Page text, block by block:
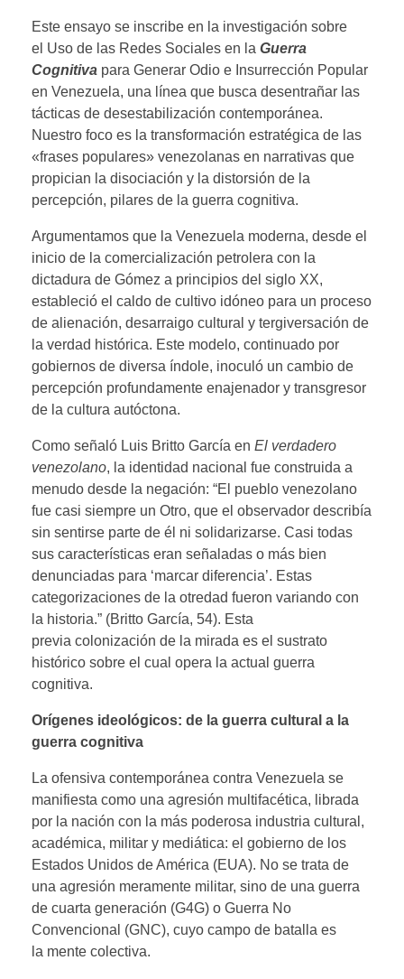
Este ensayo se inscribe en la investigación sobre
el Uso de las Redes Sociales en la Guerra
Cognitiva para Generar Odio e Insurrección Popular
en Venezuela, una línea que busca desentrañar las
tácticas de desestabilización contemporánea.
Nuestro foco es la transformación estratégica de las
«frases populares» venezolanas en narrativas que
propician la disociación y la distorsión de la
percepción, pilares de la guerra cognitiva.
Argumentamos que la Venezuela moderna, desde el
inicio de la comercialización petrolera con la
dictadura de Gómez a principios del siglo XX,
estableció el caldo de cultivo idóneo para un proceso
de alienación, desarraigo cultural y tergiversación de
la verdad histórica. Este modelo, continuado por
gobiernos de diversa índole, inoculó un cambio de
percepción profundamente enajenador y transgresor
de la cultura autóctona.
Como señaló Luis Britto García en El verdadero
venezolano, la identidad nacional fue construida a
menudo desde la negación: “El pueblo venezolano
fue casi siempre un Otro, que el observador describía
sin sentirse parte de él ni solidarizarse. Casi todas
sus características eran señaladas o más bien
denunciadas para ‘marcar diferencia’. Estas
categorizaciones de la otredad fueron variando con
la historia.” (Britto García, 54). Esta
previa colonización de la mirada es el sustrato
histórico sobre el cual opera la actual guerra
cognitiva.
Orígenes ideológicos: de la guerra cultural a la
guerra cognitiva
La ofensiva contemporánea contra Venezuela se
manifiesta como una agresión multifacética, librada
por la nación con la más poderosa industria cultural,
académica, militar y mediática: el gobierno de los
Estados Unidos de América (EUA). No se trata de
una agresión meramente militar, sino de una guerra
de cuarta generación (G4G) o Guerra No
Convencional (GNC), cuyo campo de batalla es
la mente colectiva.